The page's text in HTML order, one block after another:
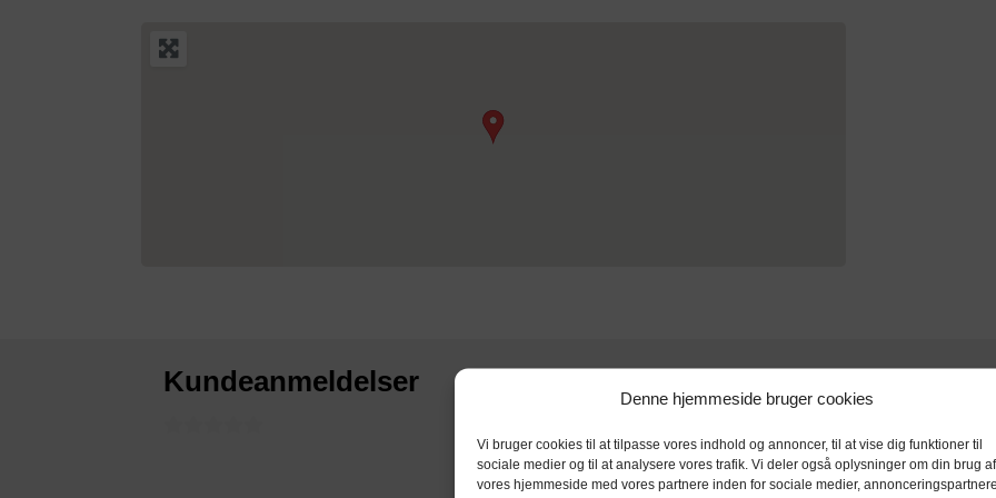
Denne hjemmeside bruger cookies
Vi bruger cookies til at tilpasse vores indhold og annoncer, til at vise dig funktioner til
sociale medier og til at analysere vores trafik. Vi deler også oplysninger om din brug af
vores hjemmeside med vores partnere inden for sociale medier,
Kundeanmeldelser